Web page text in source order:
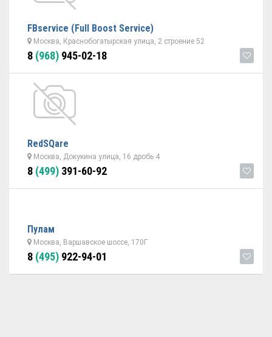
FBserviсe (Full Boost Service)
Москва, Краснобогатырская улица, 2 строение 52
8 (968) 945-02-18
RedSQare
Москва, Докукина улица, 16 дробь 4
8 (499) 391-60-92
Пулам
Москва, Варшавское шоссе, 170Г
8 (495) 922-94-01